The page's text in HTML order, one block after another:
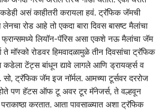
असं काहीतरी करायला हवं. ट्रॅफिक जॅमची
रोड आहे तो एकदा बारा दिवस बासष्ट मैलांचा
फ्रान्समध्ये लियॉन-पॅरिस असा एकशे नऊ मैलांचा जॅम
ते मॉस्को रोडवर हिमवादळामुळे तीन दिवसांचा ट्रॅफिक
कडेला टेंट्स बांधून द्यावे लागले आणि ड्रायव्हर्स व
सो, ट्रॅफिक जॅम इज नॉर्मल. आमच्या टूर्सवर दररोज
पण हॅटस ऑफ टू अवर टूर मॅनेजर्स, ते वल्हवून
करतात. आता पावसाळ्यात अशा ट्रॅफिक